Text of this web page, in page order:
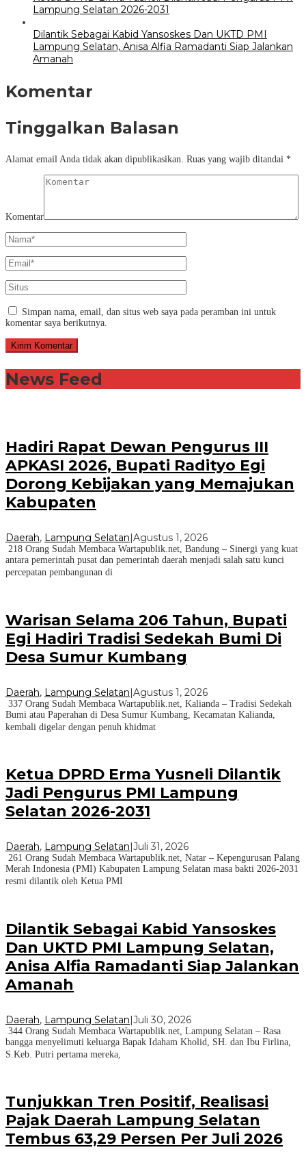
Lampung Selatan 2026-2031
Dilantik Sebagai Kabid Yansoskes Dan UKTD PMI
Lampung Selatan, Anisa Alfia Ramadanti Siap Jalankan
Amanah
Komentar
Tinggalkan Balasan
Alamat email Anda tidak akan dipublikasikan. Ruas yang wajib ditandai *
Komentar
Simpan nama, email, dan situs web saya pada peramban ini untuk
komentar saya berikutnya.
News Feed
Hadiri Rapat Dewan Pengurus III
APKASI 2026, Bupati Radityo Egi
Dorong Kebijakan yang Memajukan
Kabupaten
Daerah, Lampung Selatan Agustus 1, 2026
218 Orang Sudah Membaca Wartapublik.net, Bandung – Sinergi yang kuat
antara pemerintah pusat dan pemerintah daerah menjadi salah satu kunci
percepatan pembangunan di
Warisan Selama 206 Tahun, Bupati
Egi Hadiri Tradisi Sedekah Bumi Di
Desa Sumur Kumbang
Daerah, Lampung Selatan|Agustus 1, 2026
337 Orang Sudah Membaca Wartapublik.net, Kalianda – Tradisi Sedekah
Bumi atau Paperahan di Desa Sumur Kumbang, Kecamatan Kalianda,
kembali digelar dengan penuh khidmat
Ketua DPRD Erma Yusneli Dilantik
Jadi Pengurus PMI Lampung
Selatan 2026-2031
Daerah, Lampung Selatan Juli 31, 2026
261 Orang Sudah Membaca Wartapublik.net, Natar – Kepengurusan Palang
Merah Indonesia (PMI) Kabupaten Lampung Selatan masa bakti 2026-2031
resmi dilantik oleh Ketua PMI
Dilantik Sebagai Kabid Yansoskes
Dan UKTD PMI Lampung Selatan,
Anisa Alfia Ramadanti Siap Jalankan
Amanah
Daerah, Lampung Selatan|Juli 30, 2026
344 Orang Sudah Membaca Wartapublik.net, Lampung Selatan – Rasa
bangga menyelimuti keluarga Bapak Idaham Kholid, SH. dan Ibu Firlina,
S.Keb. Putri pertama mereka,
Tunjukkan Tren Positif, Realisasi
Pajak Daerah Lampung Selatan
Tembus 63,29 Persen Per Juli 2026